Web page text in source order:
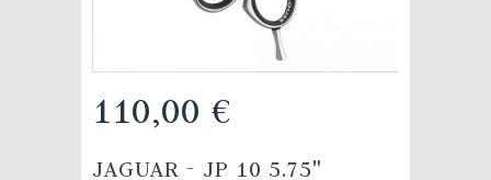
110,00 €
JAGUAR - JP 10 5.75"